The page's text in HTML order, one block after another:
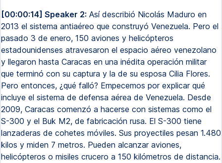
[00:00:14] Speaker 2: Así describió Nicolás Maduro en
2013 el sistema antiaéreo que construyó Venezuela. Pero el
pasado 3 de enero, 150 aviones y helicópteros
estadounidenses atravesaron el espacio aéreo venezolano
y llegaron hasta Caracas en una inédita operación militar
que terminó con su captura y la de su esposa Cilia Flores.
Pero entonces, ¿qué falló? Empecemos por explicar qué
incluye el sistema de defensa aérea de Venezuela. Desde
2009, Caracas comenzó a hacerse con sistemas como el
S-300 y el Buk M2, de fabricación rusa. El S-300 tiene
lanzaderas de cohetes móviles. Sus proyectiles pesan 1.480
kilos y miden 7 metros. Pueden alcanzar aviones,
helicópteros o misiles crucero a 150 kilómetros de distancia.